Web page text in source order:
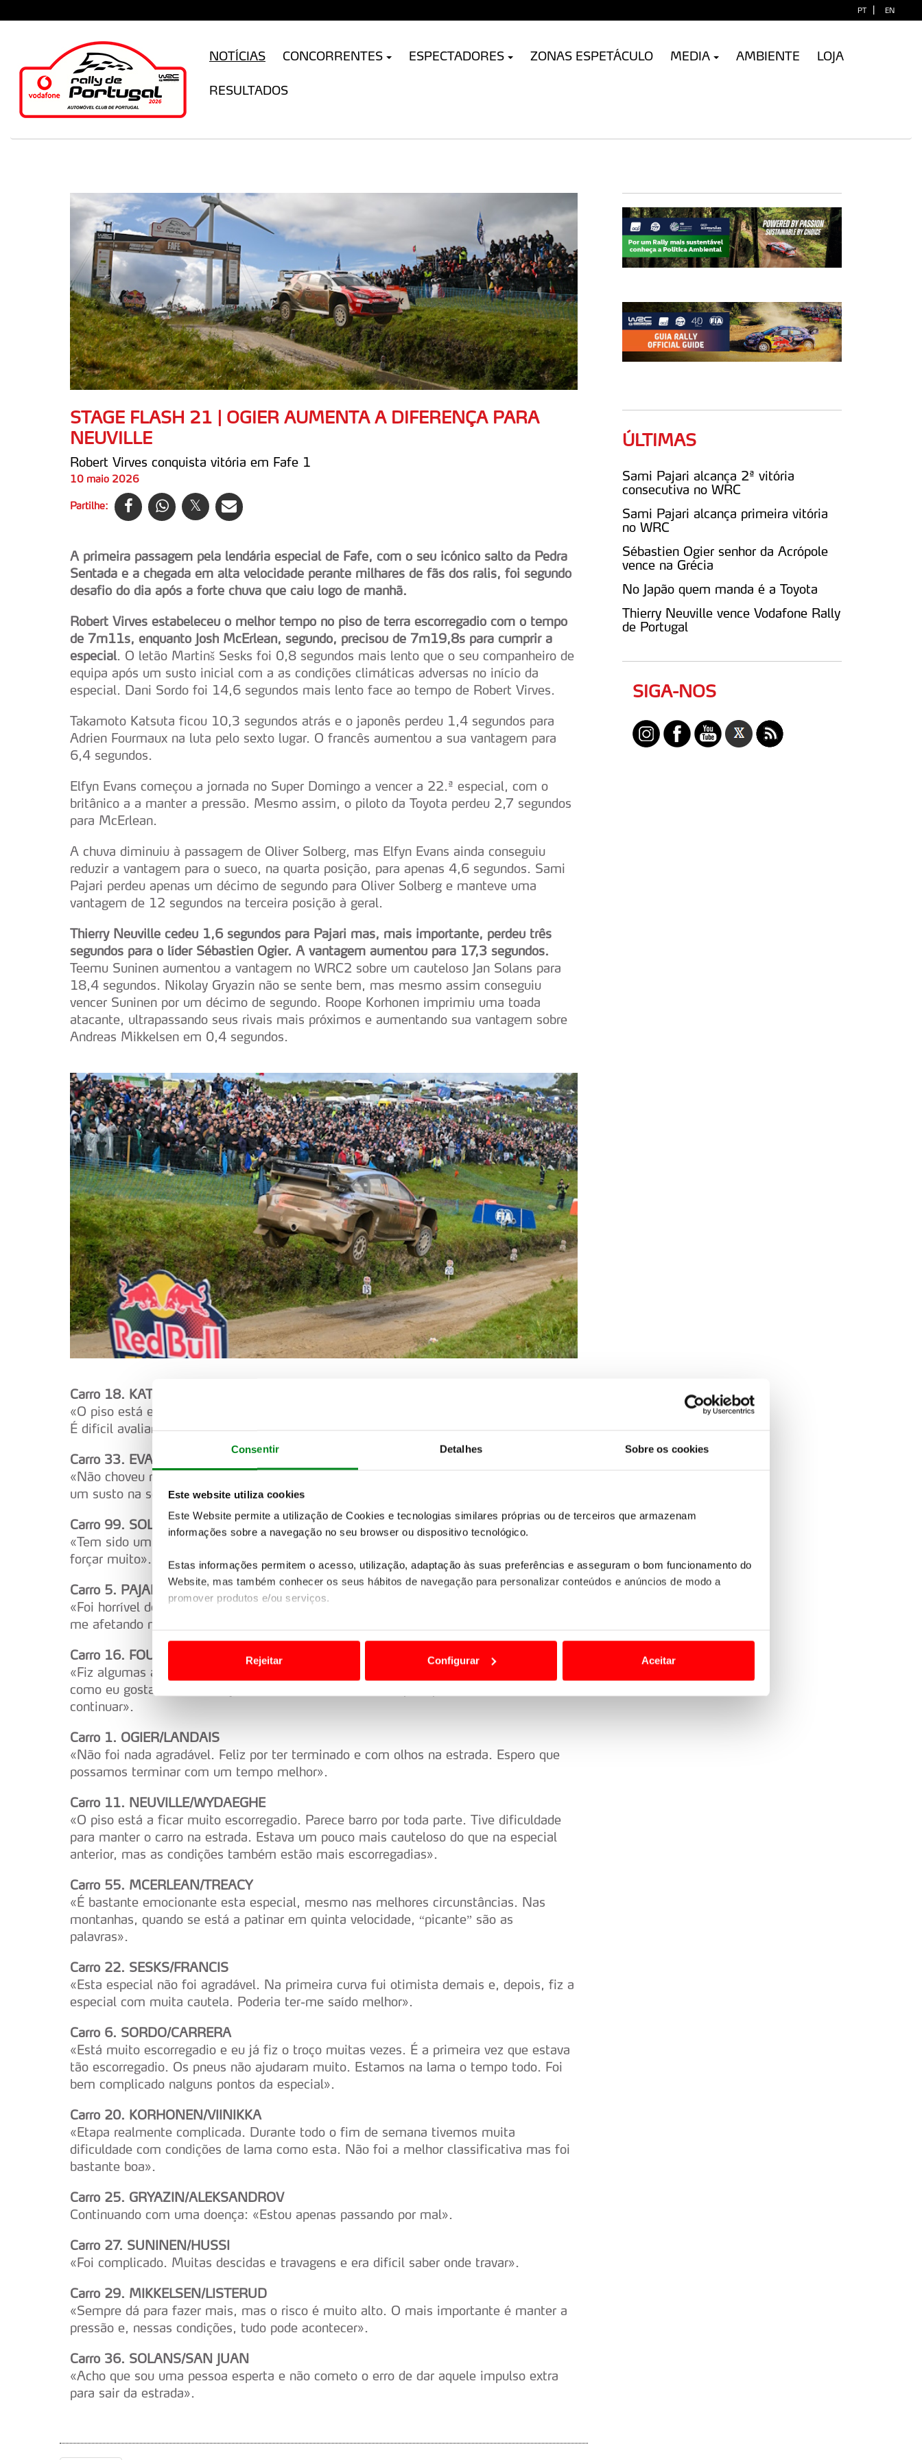
Consentir Detalhes Sobre os cookies
Este website utiliza cookies
Este Website permite a utilização de Cookies e tecnologias similares próprias ou de terceiros que armazenam
informações sobre a navegação no seu browser ou dispositivo tecnológico.
Estas informações permitem o acesso, utilização, adaptação às suas preferências e asseguram o bom funcionamento do
Website, mas também conhecer os seus hábitos de navegação para personalizar conteúdos e anúncios de modo a
promover produtos e/ou serviços.
Usamos cookies para melhorar a sua experiência digital, personalizar conteúdos e anúncios, para lhe proporcionar
funcionalidades de redes sociais, bem como para analisar dados de navegação no nosso website.
Adicionalmente partilhamos informação, relativa à sua utilização do nosso site de publicidade e de análise, com parceiros
O ACP garantirá que as transferências internacionais de dados pessoais serão realizadas apenas com o seu
consentimento e quando tal se afigure estritamente necessário no contexto dos serviços a prestar.
Realçamos que o bloqueio de certo tipo de Cookies e tecnologias similares pode ter impacto na sua experiência de
navegação no Website e nos serviços disponibilizados.
Consulte a política de cookies do site.
Rejeitar Configurar Aceitar
PT | EN
NOTÍCIAS CONCORRENTES ESPECTADORES ZONAS ESPETÁCULO MEDIA AMBIENTE LOJA
RESULTADOS
STAGE FLASH 21 | OGIER AUMENTA A DIFERENÇA PARA
NEUVILLE
Robert Virves conquista vitória em Fafe 1
10 maio 2026
Partilhe:
A primeira passagem pela lendária especial de Fafe, com o seu icónico salto da Pedra
Sentada e a chegada em alta velocidade perante milhares de fãs dos ralis, foi segundo
desafio do dia após a forte chuva que caiu logo de manhã.
Robert Virves estabeleceu o melhor tempo no piso de terra escorregadio com o tempo
de 7m11s, enquanto Josh McErlean, segundo, precisou de 7m19,8s para cumprir a
especial. O letão Martinš Sesks foi 0,8 segundos mais lento que o seu companheiro de
equipa após um susto inicial com a as condições climáticas adversas no início da
especial. Dani Sordo foi 14,6 segundos mais lento face ao tempo de Robert Virves.
Takamoto Katsuta ficou 10,3 segundos atrás e o japonês perdeu 1,4 segundos para
Adrien Fourmaux na luta pelo sexto lugar. O francês aumentou a sua vantagem para
6,4 segundos.
Elfyn Evans começou a jornada no Super Domingo a vencer a 22.ª especial, com o
britânico a a manter a pressão. Mesmo assim, o piloto da Toyota perdeu 2,7 segundos
para McErlean.
A chuva diminuiu à passagem de Oliver Solberg, mas Elfyn Evans ainda conseguiu
reduzir a vantagem para o sueco, na quarta posição, para apenas 4,6 segundos. Sami
Pajari perdeu apenas um décimo de segundo para Oliver Solberg e manteve uma
vantagem de 12 segundos na terceira posição à geral.
Thierry Neuville cedeu 1,6 segundos para Pajari mas, mais importante, perdeu três
segundos para o líder Sébastien Ogier. A vantagem aumentou para 17,3 segundos.
Teemu Suninen aumentou a vantagem no WRC2 sobre um cauteloso Jan Solans para
18,4 segundos. Nikolay Gryazin não se sente bem, mas mesmo assim conseguiu
vencer Suninen por um décimo de segundo. Roope Korhonen imprimiu uma toada
atacante, ultrapassando seus rivais mais próximos e aumentando sua vantagem sobre
Andreas Mikkelsen em 0,4 segundos.
Carro 18. KATSUTA/JOHNSTON
«O piso está extremamente escorregadio. Não estou confiante e há muitas surpresas.
É difícil avaliar a situação. Às vezes há aderência, outras vezes nenhuma».
Carro 33. EVANS/MARTIN
«Não choveu muito, mas a pista está encharcada e a lama está bem densa. Tivemos
um susto na segunda curva, e subimos uma barreira. Nada fácil».
Carro 99. SOLBERG/EDMONDSON
«Tem sido um fim de semana complicado. Estava muito escorregadio e eu não quis
forçar muito».
Carro 5. PAJARI/SALMINEN
«Foi horrível de novo. Não quero reclamar. Ainda tenho alguns problemas internos. Está
me afetando muito».
Carro 16. FOURMAUX/CORIA
«Fiz algumas alterações na configuração do carro antes da especial. Ainda não está
como eu gostaria. As condições estão bem interessantes para pilotar. Mas vamos
continuar».
Carro 1. OGIER/LANDAIS
«Não foi nada agradável. Feliz por ter terminado e com olhos na estrada. Espero que
possamos terminar com um tempo melhor».
Carro 11. NEUVILLE/WYDAEGHE
«O piso está a ficar muito escorregadio. Parece barro por toda parte. Tive dificuldade
para manter o carro na estrada. Estava um pouco mais cauteloso do que na especial
anterior, mas as condições também estão mais escorregadias».
Carro 55. MCERLEAN/TREACY
«É bastante emocionante esta especial, mesmo nas melhores circunstâncias. Nas
montanhas, quando se está a patinar em quinta velocidade, “picante” são as
palavras».
Carro 22. SESKS/FRANCIS
«Esta especial não foi agradável. Na primeira curva fui otimista demais e, depois, fiz a
especial com muita cautela. Poderia ter-me saído melhor».
Carro 6. SORDO/CARRERA
«Está muito escorregadio e eu já fiz o troço muitas vezes. É a primeira vez que estava
tão escorregadio. Os pneus não ajudaram muito. Estamos na lama o tempo todo. Foi
bem complicado nalguns pontos da especial».
Carro 20. KORHONEN/VIINIKKA
«Etapa realmente complicada. Durante todo o fim de semana tivemos muita
dificuldade com condições de lama como esta. Não foi a melhor classificativa mas foi
bastante boa».
Carro 25. GRYAZIN/ALEKSANDROV
Continuando com uma doença: «Estou apenas passando por mal».
Carro 27. SUNINEN/HUSSI
«Foi complicado. Muitas descidas e travagens e era difícil saber onde travar».
Carro 29. MIKKELSEN/LISTERUD
«Sempre dá para fazer mais, mas o risco é muito alto. O mais importante é manter a
pressão e, nessas condições, tudo pode acontecer».
Carro 36. SOLANS/SAN JUAN
«Acho que sou uma pessoa esperta e não cometo o erro de dar aquele impulso extra
para sair da estrada».
ÚLTIMAS
Sami Pajari alcança 2ª vitória
consecutiva no WRC
Sami Pajari alcança primeira vitória
no WRC
Sébastien Ogier senhor da Acrópole
vence na Grécia
No Japão quem manda é a Toyota
Thierry Neuville vence Vodafone Rally
de Portugal
SIGA-NOS